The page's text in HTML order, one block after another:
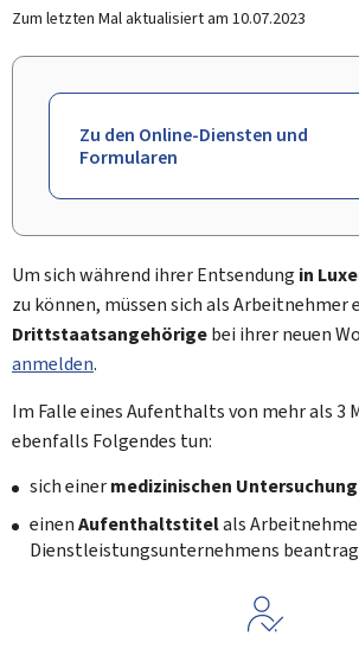
Zum letzten Mal aktualisiert am 10.07.2023
Zu den Online-Diensten und
Formularen
Um sich während ihrer Entsendung in
zu können, müssen sich als Arbeitnehmer
Drittstaatsangehörigebei ihrer neuen
anmelden.
Im Falle eines Aufenthalts von mehr als 3
ebenfalls Folgendes tun:
sich einermedizinischen Untersuchung
einenAufenthaltstitelals
Dienstleistungsunternehmens